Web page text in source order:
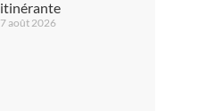
itinérante
7 août 2026